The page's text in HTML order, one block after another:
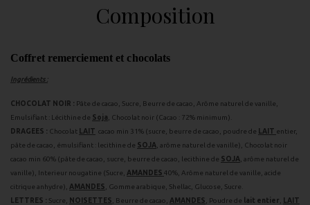
Composition
Coffret remerciement et chocolats
Ingrédients :
CHOCOLAT NOIR : Pâte de cacao, Sucre, Beurre de cacao, Arôme naturel de vanille,
Emulsifiant : Lécithine de Soja , Chocolat noir (Cacao : 72% minimum).
DRAGEES : Chocolat LAIT cacao min 31% (sucre, beurre de cacao, poudre de LAIT entier,
pâte de cacao, émulsifiant : lecithine de SOJA , arôme naturel de vanille), Chocolat noir
cacao min 60% (pâte de cacao, sucre, beurre de cacao, lecithine de SOJA , arôme naturel de
vanille), Interieur nougatine (Sucre, AMANDES 40%, Arôme naturel de vanille, acide
citrique anhydre), AMANDES , Gomme arabique, Shellac, Glucose, Sucre.
LETTRES : Sucre, NOISETTES , Beurre de cacao, AMANDES , Poudre de lait entier
LAIT